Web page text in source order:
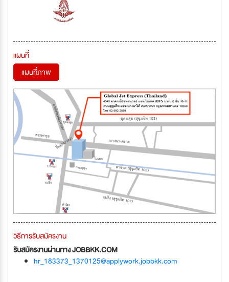
แผนที่
แผนที่ภาพ
วิธีการรับสมัครงาน
รับสมัครงานผ่านทาง JOBBKK.COM
hr_183373_1370125@applywork.jobbkk.com